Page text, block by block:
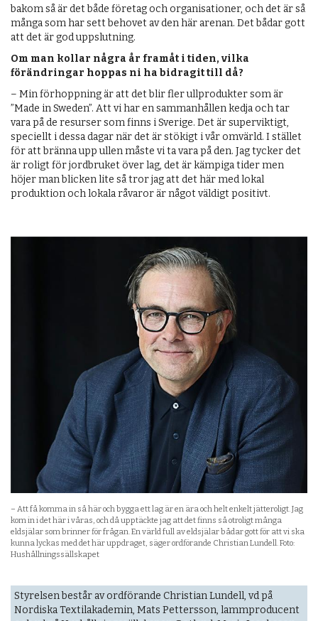
bakom så är det både företag och organisationer, och det är så
många som har sett behovet av den här arenan. Det bådar gott
att det är god uppslutning.
Om man kollar några år framåt i tiden, vilka
förändringar hoppas ni ha bidragit till då?
– Min förhoppning är att det blir fler ullprodukter som är
”Made in Sweden”. Att vi har en sammanhållen kedja och tar
vara på de resurser som finns i Sverige. Det är superviktigt,
speciellt i dessa dagar när det är stökigt i vår omvärld. I stället
för att bränna upp ullen måste vi ta vara på den. Jag tycker det
är roligt för jordbruket över lag, det är kämpiga tider men
höjer man blicken lite så tror jag att det här med lokal
produktion och lokala råvaror är något väldigt positivt.
– Att få komma in så här och bygga ett lag är en ära och helt enkelt jätteroligt. Jag
kom in i det här i våras, och då upptäckte jag att det finns så otroligt många
eldsjälar som brinner för frågan. En värld full av eldsjälar bådar gott för att vi ska
kunna lyckas med det här uppdraget, säger ordförande Christian Lundell. Foto:
Hushållningssällskapet
Styrelsen består av ordförande Christian Lundell, vd på
Nordiska Textilakademin, Mats Pettersson, lammproducent